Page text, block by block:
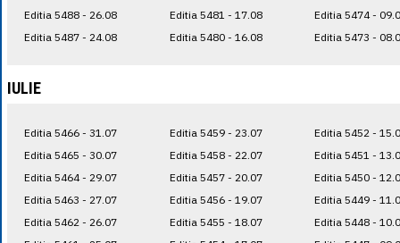
Editia 5488 - 26.08
Editia 5487 - 24.08
Editia 5481 - 17.08
Editia 5480 - 16.08
Editia 5474 -
Editia 5473 -
IULIE
Editia 5466 - 31.07
Editia 5465 - 30.07
Editia 5464 - 29.07
Editia 5463 - 27.07
Editia 5462 - 26.07
Editia 5459 - 23.07
Editia 5458 - 22.07
Editia 5457 - 20.07
Editia 5456 - 19.07
Editia 5455 - 18.07
Editia 5452 -
Editia 5451 -
Editia 5450 -
Editia 5449 -
Editia 5448 -